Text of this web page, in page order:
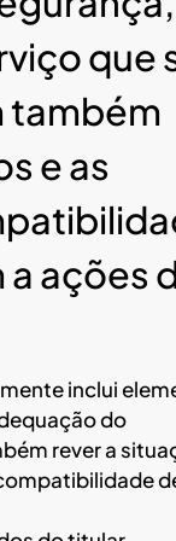
que
também
e as
ações
inclui
do
rever a